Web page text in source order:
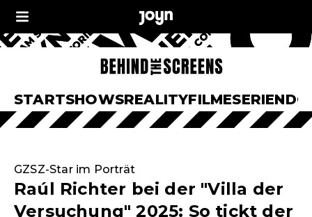
STARTSHOWSREALITYFILMESERIEN
GZSZ-Star im Porträt
Raúl Richter bei der "Villa der
Versuchung" 2025: So tickt der